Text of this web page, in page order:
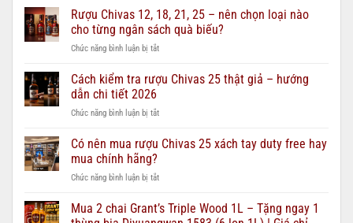
dòng
Vodka
Beluga
phổ
hiện
chọn
nào?
Rượu Chivas 12, 18, 21, 25 – nên chọn loại nào
cho từng ngân sách quà biếu?
Chức năng bình luận bị tắtở
Chivas
12,
21,
–
loại
cho
Cách kiểm tra rượu Chivas 25 thật giả – hướng
dẫn chi tiết 2026
Chức năng bình luận bị tắtở
kiểm
Chivas
thật
giả
Có nên mua rượu Chivas 25 xách tay duty free hay
mua chính hãng?
Chức năng bình luận bị tắtở
nên
Mua 2 chai Grant’s Triple Wood 1L – Tặng ngay 1